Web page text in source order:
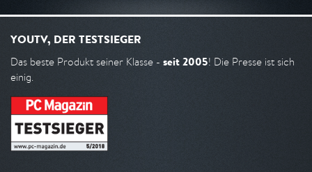
YOUTV, DER TESTSIEGER
Das beste Produkt seiner Klasse - seit 2005! Die Presse ist sich
einig.